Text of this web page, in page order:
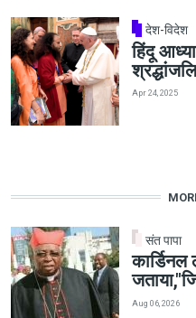
देश-विदेश
हिंदू
Apr 24, 2025
संत पापा
Aug 06, 2026